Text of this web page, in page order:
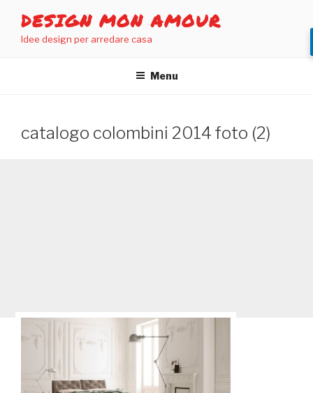
contenuto
DESIGN MON AMOUR
Idee design per arredare casa
Menu
catalogo colombini 2014 foto (2)